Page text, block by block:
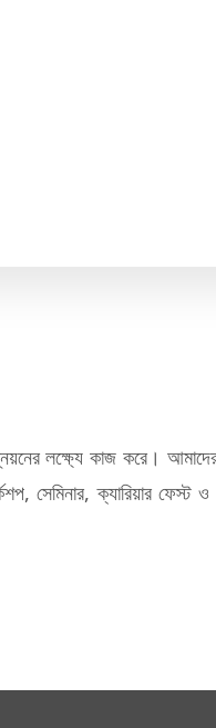
লক্ষ্যে কাজ করে।
ক্যারিয়ার ফেস্ট ও